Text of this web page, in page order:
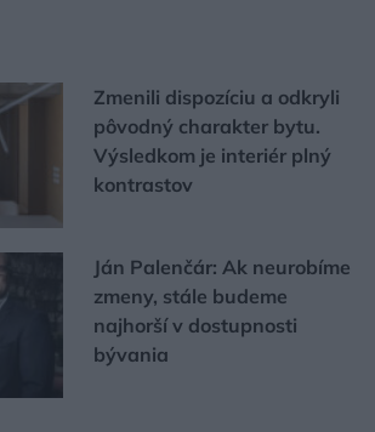
Zmenili dispozíciu a odkryli
pôvodný charakter bytu.
Výsledkom je interiér plný
kontrastov
Ján Palenčár: Ak neurobíme
zmeny, stále budeme
najhorší v dostupnosti
bývania